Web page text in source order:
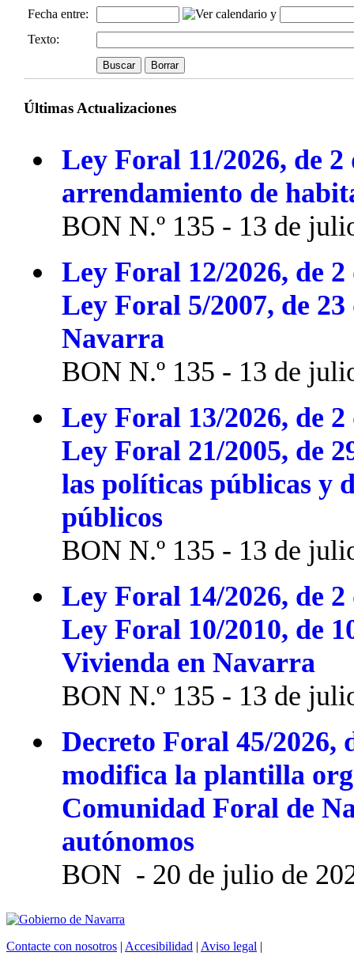
Fecha entre:
y
Texto:
Últimas Actualizaciones
Ley Foral 11/2026, de
arrendamiento de
BON N.º 135 - 13 de
Ley Foral 12/2026, de
Ley Foral 5/2007, de
Navarra
BON N.º 135 - 13 de
Ley Foral 13/2026, de
Ley Foral 21/2005, de
las políticas públicas y
públicos
BON N.º 135 - 13 de
Ley Foral 14/2026, de
Ley Foral 10/2010, de
Vivienda en Navarra
BON N.º 135 - 13 de
Decreto Foral 45/2026,
modifica la plantilla
Comunidad Foral de
autónomos
BON - 20 de julio de
Contacte con nosotros | Accesibilidad | Aviso legal |